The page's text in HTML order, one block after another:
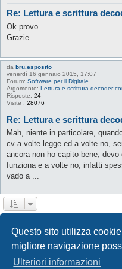
Questo sito utilizza
migliore navigazione
Ulteriori informazioni
Re: Lettura e scrittura
Ok provo.
Grazie
da bru.esposito
venerdì 16 gennaio 2015, 17:07
Forum: Software per il Digitale
Argomento: Lettura e scrittura decoder
Risposte: 24
Visite : 28076
Re: Lettura e scrittura
Mah, niente in particolare,
cv a volte legge ed a volte no,
ancora non ho capito bene,
funziona e a volte no, infatti
vado a ...
Indice